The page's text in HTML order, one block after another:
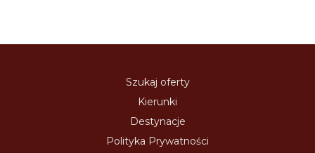
Szukaj oferty
Kierunki
Destynacje
Polityka Prywatności